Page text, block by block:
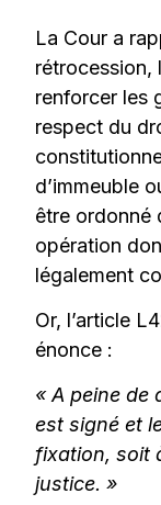
La Cour a
rétrocession,
renforcer les
respect du
d’immeuble
être ordonné
opération
légalement
Or, l’article
énonce :
« A peine de
est signé et
fixation, soit
justice. »